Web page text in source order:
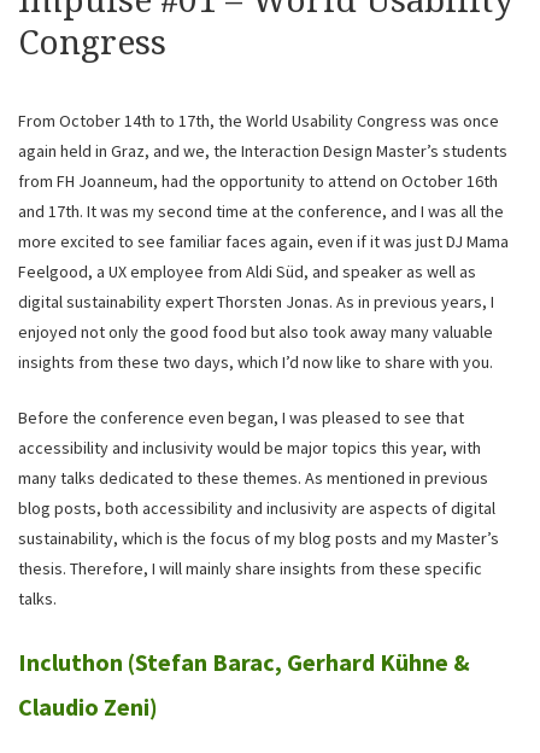
Congress
From October 14th to 17th, the World Usability Congress was once
again held in Graz, and we, the Interaction Design Master’s students
from FH Joanneum, had the opportunity to attend on October 16th
and 17th. It was my second time at the conference, and I was all the
more excited to see familiar faces again, even if it was just DJ Mama
Feelgood, a UX employee from Aldi Süd, and speaker as well as
digital sustainability expert Thorsten Jonas. As in previous years, I
enjoyed not only the good food but also took away many valuable
insights from these two days, which I’d now like to share with you.
Before the conference even began, I was pleased to see that
accessibility and inclusivity would be major topics this year, with
many talks dedicated to these themes. As mentioned in previous
blog posts, both accessibility and inclusivity are aspects of digital
sustainability, which is the focus of my blog posts and my Master’s
thesis. Therefore, I will mainly share insights from these specific
talks.
Incluthon (Stefan Barac, Gerhard Kühne &
Claudio Zeni)